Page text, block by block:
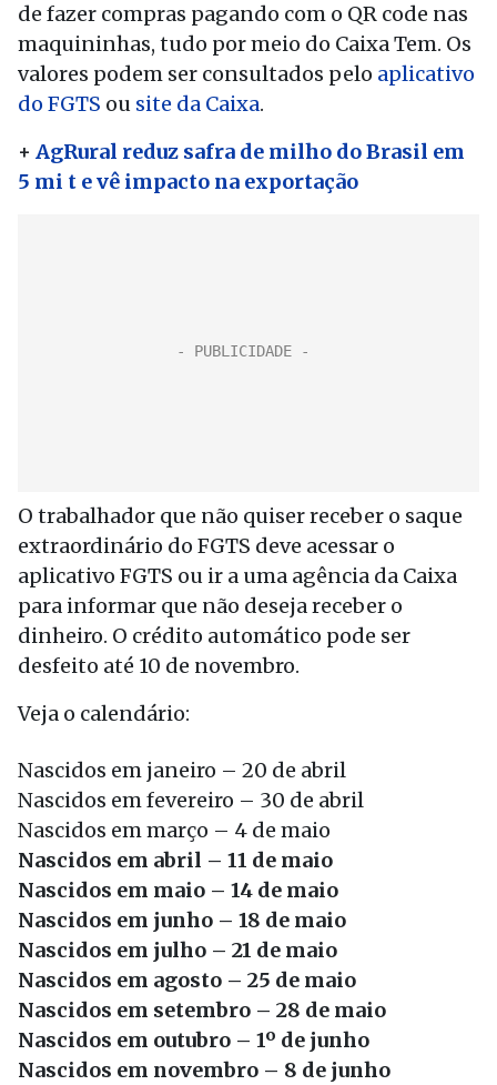
de fazer compras pagando com o QR code nas
maquininhas, tudo por meio do Caixa Tem. Os
valores podem ser consultados pelo aplicativo
do FGTS ou site da Caixa.
+ AgRural reduz safra de milho do Brasil em
5 mi t e vê impacto na exportação
O trabalhador que não quiser receber o saque
extraordinário do FGTS deve acessar o
aplicativo FGTS ou ir a uma agência da Caixa
para informar que não deseja receber o
dinheiro. O crédito automático pode ser
desfeito até 10 de novembro.
Veja o calendário:
Nascidos em janeiro – 20 de abril
Nascidos em fevereiro – 30 de abril
Nascidos em março – 4 de maio
Nascidos em abril – 11 de maio
Nascidos em maio – 14 de maio
Nascidos em junho – 18 de maio
Nascidos em julho – 21 de maio
Nascidos em agosto – 25 de maio
Nascidos em setembro – 28 de maio
Nascidos em outubro – 1º de junho
Nascidos em novembro – 8 de junho